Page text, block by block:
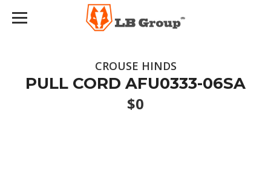
CROUSE HINDS
PULL CORD AFU0333-06SA
$0